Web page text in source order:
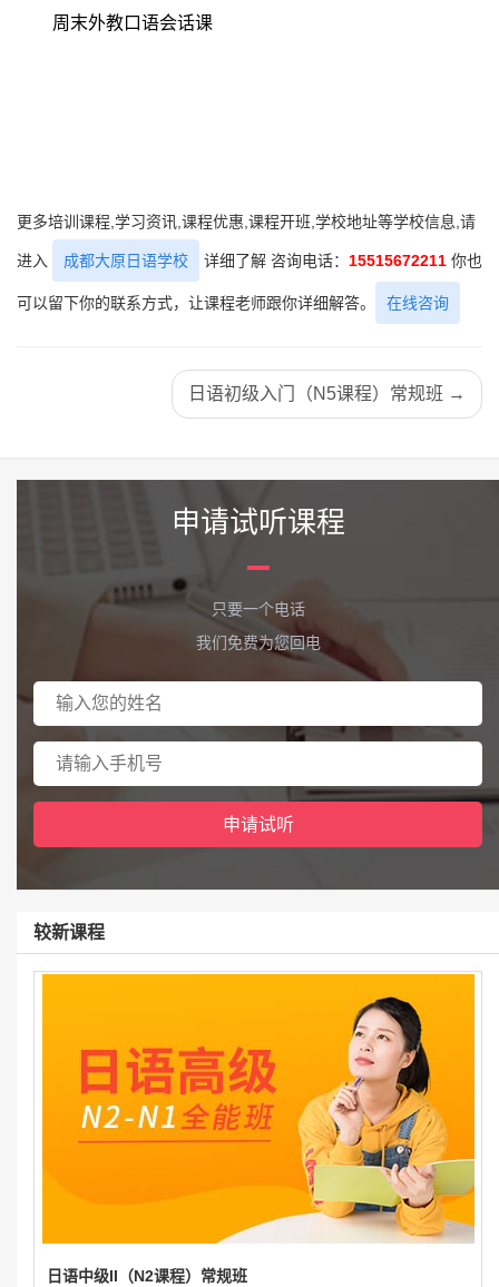
周末外教口语会话课
更多培训课程,学习资讯,课程优惠,课程开班,学校地址等学校信息,请
进入 成都大原日语学校 详细了解 咨询电话： 15515672211 你也
可以留下你的联系方式，让课程老师跟你详细解答。 在线咨询
日语初级入门（N5课程）常规班 →
申请试听课程
只要一个电话
我们免费为您回电
较新课程
日语中级II（N2课程）常规班